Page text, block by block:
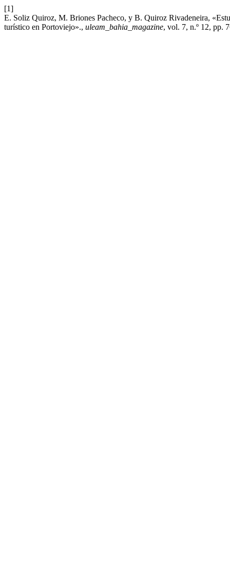
[1]
E. Soliz Quiroz, M. Briones Pacheco, y B. Quiroz Rivadeneira,
turístico en Portoviejo»., uleam_bahia_magazine, vol. 7, n.º 12, pp.